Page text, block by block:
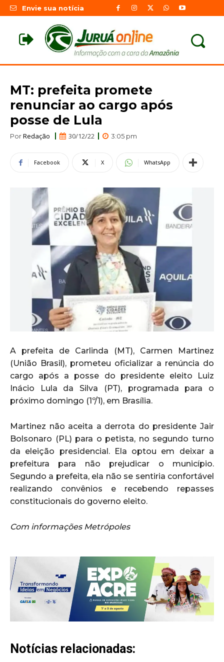
Envie sua notícia
MT: prefeita promete
renunciar ao cargo após
posse de Lula
PorRedação 30/12/22 3:05 pm
Facebook X WhatsApp
A prefeita de Carlinda (MT), Carmen Martinez
(União Brasil), prometeu oficializar a renúncia do
cargo após a posse do presidente eleito Luiz
Inácio Lula da Silva (PT), programada para o
próximo domingo (1º/1), em Brasília.
Martinez não aceita a derrota do presidente Jair
Bolsonaro (PL) para o petista, no segundo turno
da eleição presidencial. Ela optou em deixar a
prefeitura para não prejudicar o município.
Segundo a prefeita, ela não se sentiria confortável
realizando convênios e recebendo repasses
constitucionais do governo eleito.
Com informações Metrópoles
Notícias relacionadas: